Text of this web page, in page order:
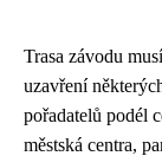
Trasa závodu
uzavření
pořadatelů podél
městská centra,